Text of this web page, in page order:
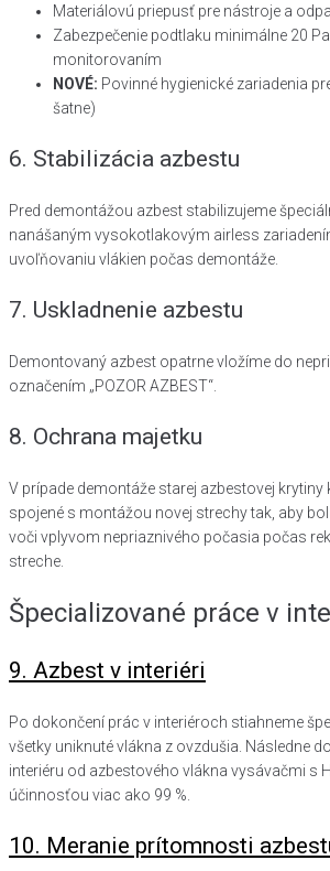
Materiálovú priepusť pre nástroje a
Zabezpečenie podtlaku minimálne 20
monitorovaním
NOVÉ: Povinné hygienické zariadenia
šatne)
6. Stabilizácia azbestu
Pred demontážou azbest stabilizujeme
nanášaným vysokotlakovým airless
uvoľňovaniu vlákien počas demontáže.
7. Uskladnenie azbestu
Demontovaný azbest opatrne vložíme do
označením „POZOR AZBEST“.
8. Ochrana majetku
V prípade demontáže starej azbestovej
spojené s montážou novej strechy tak, aby
voči vplyvom nepriaznivého počasia počas
streche.
Špecializované práce v
9. Azbest v interiéri
Po dokončení prác v interiéroch stiahneme
všetky uniknuté vlákna z ovzdušia. Následne
interiéru od azbestového vlákna vysávačmi s
účinnosťou viac ako 99 %.
10. Meranie prítomnosti